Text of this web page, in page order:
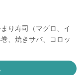
り寿司（マグロ、イ
、焼きサバ、コロッ